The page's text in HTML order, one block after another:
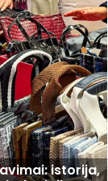
istorija,